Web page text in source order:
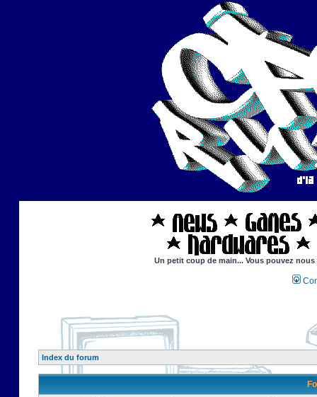
Un petit coup de main... Vous pouvez
Index du forum